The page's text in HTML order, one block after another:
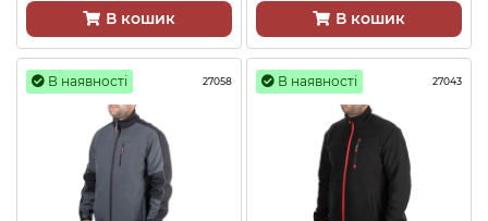
В кошик В кошик
В наявності 27058 В наявності 27043